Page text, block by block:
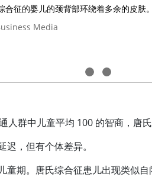
征的婴儿的颈背部环绕着多余的皮肤。
Media
群中儿童平均 100 的智商，唐
，但有个体差异。
童期。唐氏综合征患儿出现类似